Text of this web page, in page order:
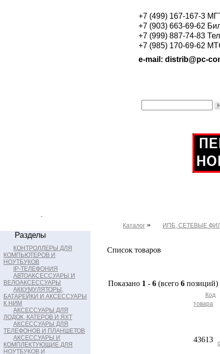
+7 (499) 167-167-3
+7 (903) 663-69-62
+7 (999) 887-74-83
+7 (985) 170-69-62
e-mail: distrib@pc-
Каталог » ИПБ, СЕТЕВЫЕ
Разделы
КОНТРОЛЛЕРЫ ДЛЯ
КОМПЬЮТЕРОВ И
НОУТБУКОВ
IP-ТЕЛЕФОНИЯ
АВТОАКСЕССУАРЫ И
ВЕЛОАКСЕССУАРЫ
АККУМУЛЯТОРЫ,
БАТАРЕЙКИ И АКСЕССУАРЫ
К НИМ
АКСЕССУАРЫ ДЛЯ
ЛОДОК, КАТЕРОВ И ЯХТ
АКСЕССУАРЫ ДЛЯ
ТЕЛЕФОНОВ И ПЛАНШЕТОВ
АКСЕССУАРЫ И
КОМПЛЕКТУЮЩИЕ ДЛЯ
НОУТБУКОВ И
Список товаров
Показано 1 - 6 (всего 6 позиций)
Код
товара
43613